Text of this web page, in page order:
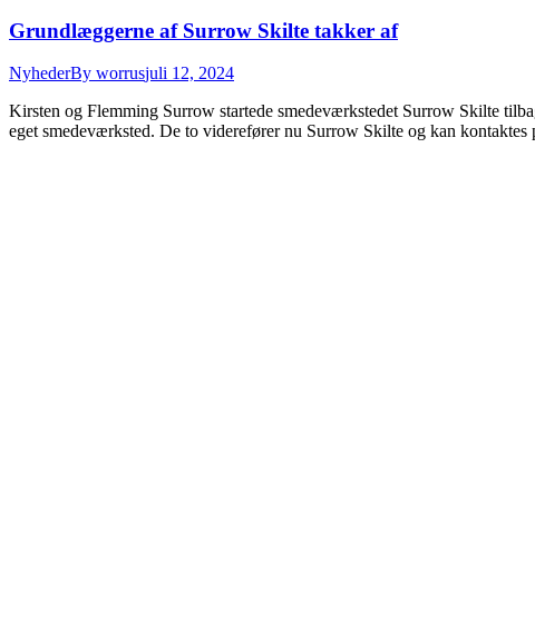
Grundlæggerne af Surrow Skilte takker af
NyhederBy worrusjuli 12, 2024
Kirsten og Flemming Surrow startede smedeværkstedet Surrow Skilte
eget smedeværksted. De to viderefører nu Surrow Skilte og kan